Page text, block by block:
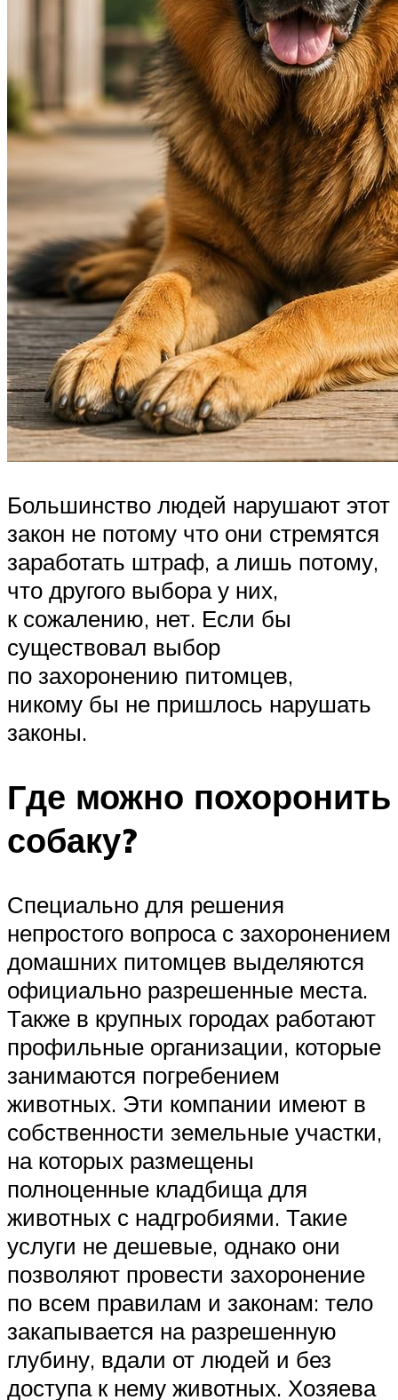
Большинство людей нарушают этот
закон не потому что они стремятся
заработать штраф, а лишь потому,
что другого выбора у них,
к сожалению, нет. Если бы
существовал выбор
по захоронению питомцев,
никому бы не пришлось нарушать
законы.
Где можно похоронить
собаку?
Специально для решения
непростого вопроса с захоронением
домашних питомцев выделяются
официально разрешенные места.
Также в крупных городах работают
профильные организации, которые
занимаются погребением
животных. Эти компании имеют в
собственности земельные участки,
на которых размещены
полноценные кладбища для
животных с надгробиями. Такие
услуги не дешевые, однако они
позволяют провести захоронение
по всем правилам и законам: тело
закапывается на разрешенную
глубину, вдали от людей и без
доступа к нему животных. Хозяева